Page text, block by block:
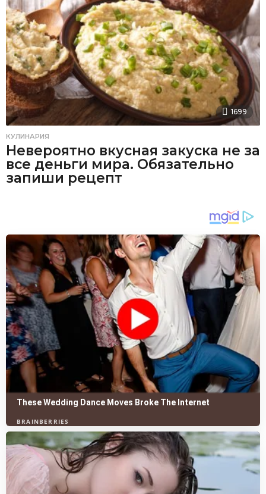
1699
КУЛИНАРИЯ
Невероятно вкусная закуска не за
все деньги мира. Обязательно
запиши рецепт